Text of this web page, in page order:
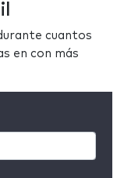
cuantos
en con más